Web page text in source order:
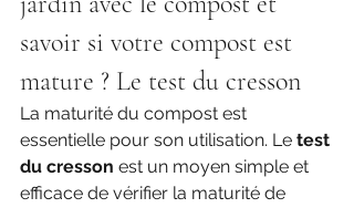
savoir si votre compost est
mature ? Le test du cresson
La maturité du compost est
essentielle pour son utilisation. Le test
du cresson est un moyen simple et
efficace de vérifier la maturité de